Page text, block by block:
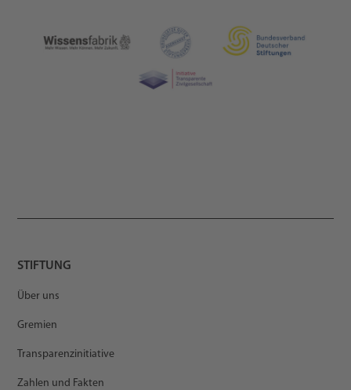
STIFTUNG
Über uns
Gremien
Transparenzinitiative
Zahlen und Fakten